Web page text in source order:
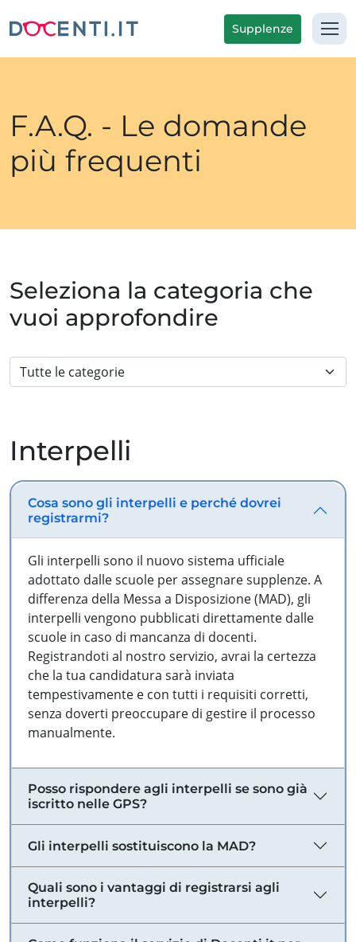
Supplenze
F.A.Q. - Le domande
più frequenti
Seleziona la categoria che
vuoi approfondire
Interpelli
Cosa sono gli interpelli e perché dovrei
registrarmi?
Gli interpelli sono il nuovo sistema ufficiale
adottato dalle scuole per assegnare supplenze. A
differenza della Messa a Disposizione (MAD), gli
interpelli vengono pubblicati direttamente dalle
scuole in caso di mancanza di docenti.
Registrandoti al nostro servizio, avrai la certezza
che la tua candidatura sarà inviata
tempestivamente e con tutti i requisiti corretti,
senza doverti preoccupare di gestire il processo
manualmente.
Posso rispondere agli interpelli se sono già
iscritto nelle GPS?
Gli interpelli sostituiscono la MAD?
Quali sono i vantaggi di registrarsi agli
interpelli?